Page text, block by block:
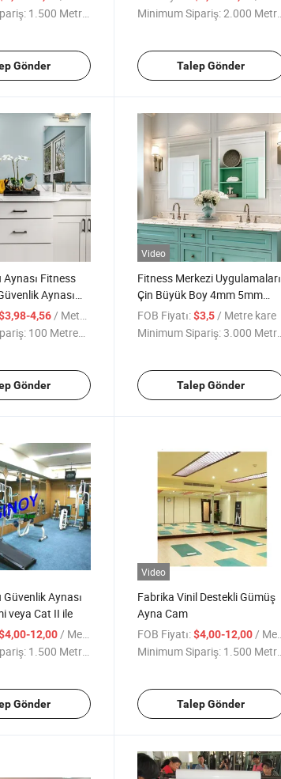
1.500 Metrekare
Gönder
Minimum Sipariş:2.000 Metrekare
Talep Gönder
Fitness
Aynası
4,56 / Metre kare
100 Metrekare
Gönder
Video
Fitness Merkezi Uygulamaları
Çin Büyük Boy 4mm 5mm
6mm Kalın Vinil Destekli
Güvenlik Aynası için Spor
FOB Fiyatı: $3,5 / Metre kare
Minimum Sipariş:3.000 Metrekare
Talep Gönder
Aynası
veya Cat II ile
12,00 / Metre kare
1.500 Metrekare
Gönder
Video
Fabrika Vinil Destekli Gümüş
Ayna Cam
FOB Fiyatı: $4,00-12,00 / Metre kare
Minimum Sipariş: 1.500 Metrekare
Talep Gönder